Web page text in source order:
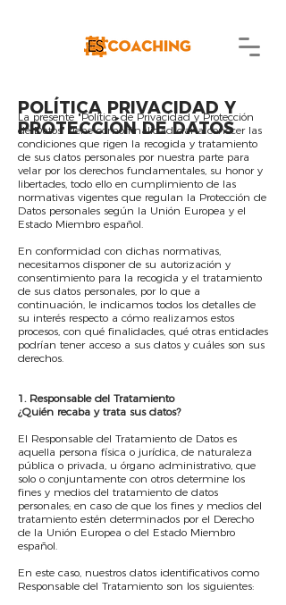
POLÍTICA PRIVACIDAD Y
PROTECCIÓN DE DATOS
La presente "Política de Privacidad y Protección
de Datos" tiene como finalidad dar a conocer las
condiciones que rigen la recogida y tratamiento
de sus datos personales por nuestra parte para
velar por los derechos fundamentales, su honor y
libertades, todo ello en cumplimiento de las
normativas vigentes que regulan la Protección de
Datos personales según la Unión Europea y el
Estado Miembro español.
En conformidad con dichas normativas,
necesitamos disponer de su autorización y
consentimiento para la recogida y el tratamiento
de sus datos personales, por lo que a
continuación, le indicamos todos los detalles de
su interés respecto a cómo realizamos estos
procesos, con qué finalidades, qué otras entidades
podrían tener acceso a sus datos y cuáles son sus
derechos.
1. Responsable del Tratamiento
¿Quién recaba y trata sus datos?
El Responsable del Tratamiento de Datos es
aquella persona física o jurídica, de naturaleza
pública o privada, u órgano administrativo, que
solo o conjuntamente con otros determine los
fines y medios del tratamiento de datos
personales; en caso de que los fines y medios del
tratamiento estén determinados por el Derecho
de la Unión Europea o del Estado Miembro
español.
En este caso, nuestros datos identificativos como
Responsable del Tratamiento son los siguientes: